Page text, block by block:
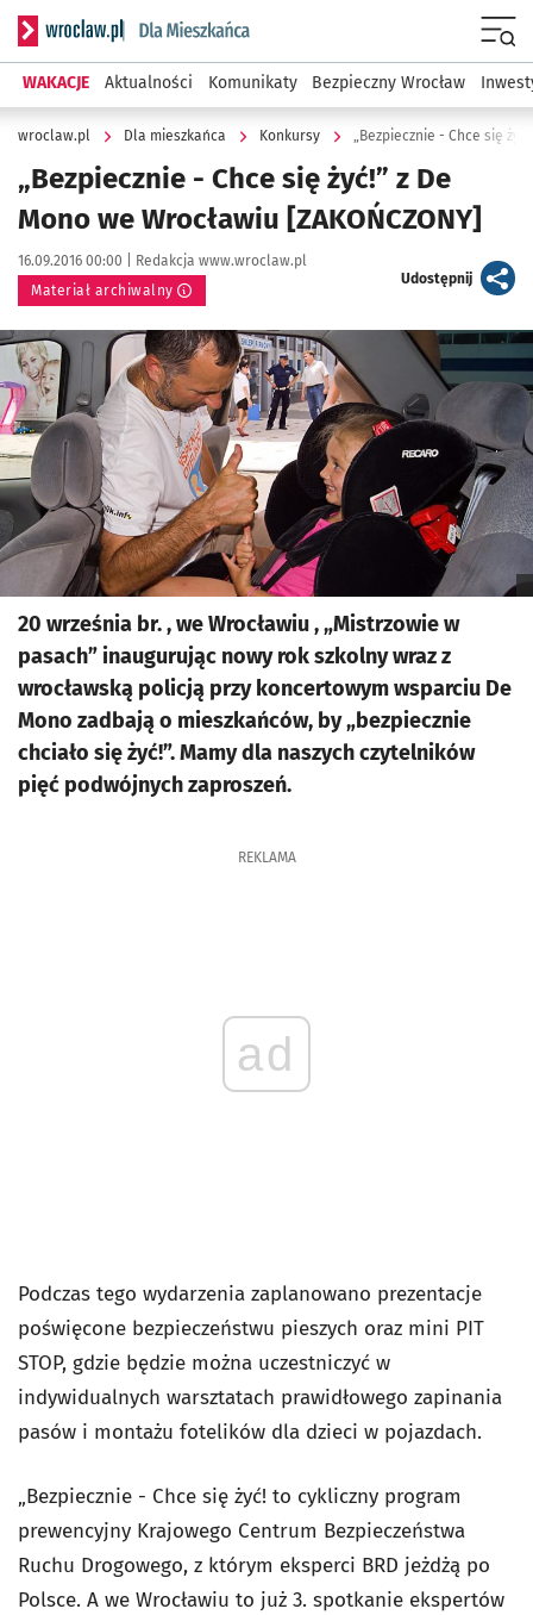
Serwis informacyjny wroclaw.pl podserwis: Dla mieszkańca
WAKACJE Aktualności Komunikaty Bezpieczny Wrocław
wroclaw.pl Dla mieszkańca Konkursy „Bezpiecznie - Chce się
„Bezpiecznie - Chce się żyć!” z De
Mono we Wrocławiu [ZAKOŃCZONY]
Data publikacji:
16.09.2016 00:00 | Autor:
Redakcja www.wroclaw.pl
Materiał archiwalny
Udostępnijartykuł
Kliknij, aby powiększyć
20 września br. , we Wrocławiu , „Mistrzowie w
pasach” inaugurując nowy rok szkolny wraz z
wrocławską policją przy koncertowym wsparciu De
Mono zadbają o mieszkańców, by „bezpiecznie
chciało się żyć!”. Mamy dla naszych czytelników
pięć podwójnych zaproszeń.
REKLAMA
ad
Podczas tego wydarzenia zaplanowano prezentacje
poświęcone bezpieczeństwu pieszych oraz mini PIT
STOP, gdzie będzie można uczestniczyć w
indywidualnych warsztatach prawidłowego zapinania
pasów i montażu fotelików dla dzieci w pojazdach.
„Bezpiecznie - Chce się żyć! to cykliczny program
prewencyjny Krajowego Centrum Bezpieczeństwa
Ruchu Drogowego, z którym eksperci BRD jeżdżą po
Polsce. A we Wrocławiu to już 3. spotkanie ekspertów